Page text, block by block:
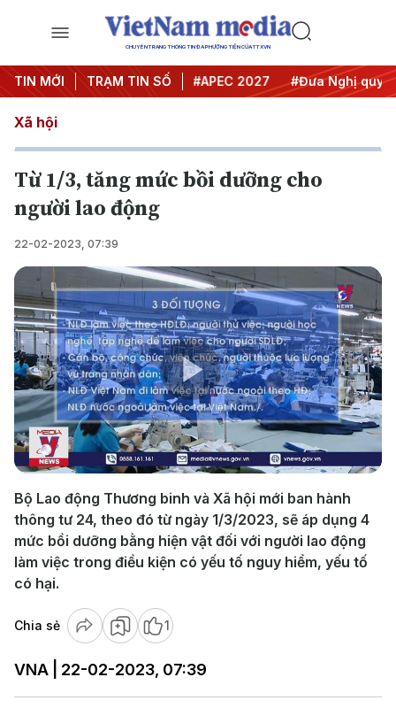
CHUYÊN TRANG THÔNG TIN ĐA PHƯƠNG TIỆN CỦA TTXVN
TIN MỚI TRẠM TIN SỐ
#Hội nghị Trung ương 3 #APEC 2027 #Đưa Nghị quyết
Xã hội
Từ 1/3, tăng mức bồi dưỡng cho
người lao động
22-02-2023, 07:39
Play
Video
Bộ Lao động Thương binh và Xã hội mới ban hành
thông tư 24, theo đó từ ngày 1/3/2023, sẽ áp dụng 4
mức bồi dưỡng bằng hiện vật đối với người lao động
làm việc trong điều kiện có yếu tố nguy hiểm, yếu tố
có hại.
Chia sẻ 1
VNA | 22-02-2023, 07:39